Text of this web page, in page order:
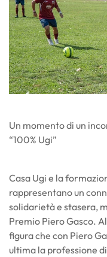
Un momento di un
“100% Ugi”
Casa Ugi e la
rappresentano un
solidarietà e stasera,
Premio Piero Gasco.
figura che con Piero
ultima la professione